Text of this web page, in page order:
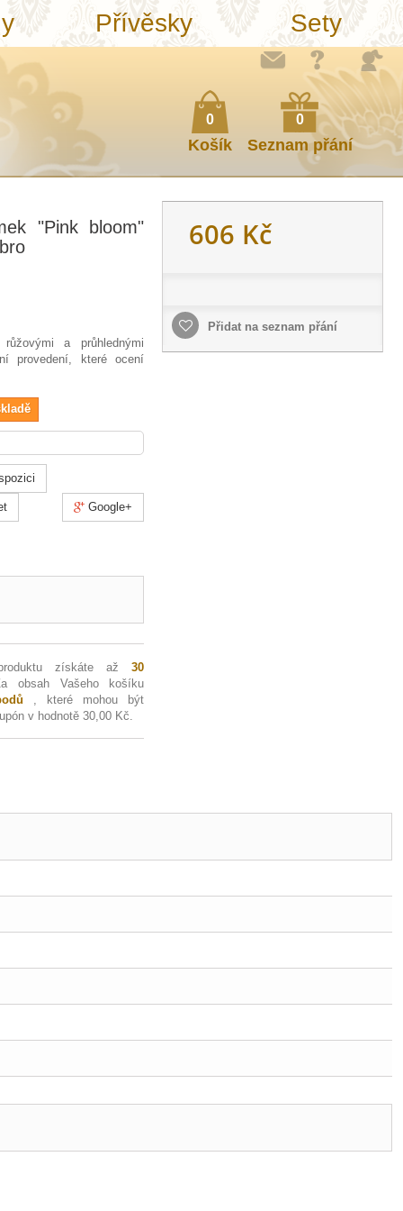
0
Košík
Přívěsky Sety
0
Seznam přání
"Pink bloom"
a průhlednými
provedení, které ocení
Google+
získáte až30
obsah Vašeho košíku
, které mohou být
v hodnotě30,00 Kč.
606 Kč
Přidat na seznam přání